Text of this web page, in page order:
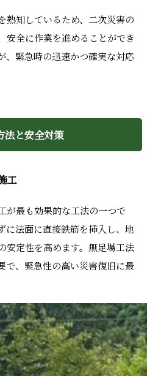
熟知しているため、二次災害の
安全に作業を進めることができ
、緊急時の迅速かつ確実な対応
法と安全対策
工
が最も効果的な工法の一つで
に法面に直接鉄筋を挿入し、地
安定性を高めます。無足場工法
で、緊急性の高い災害復旧に最